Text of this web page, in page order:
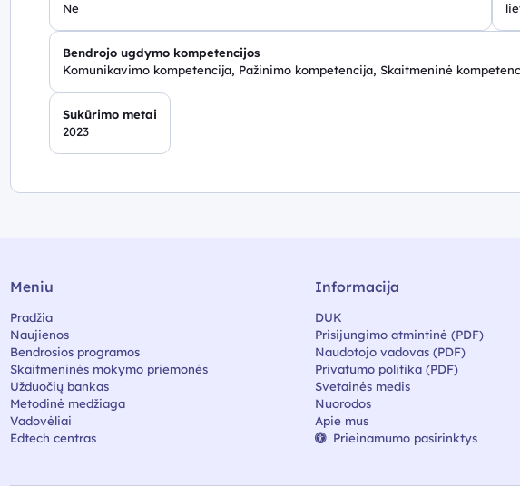
Ne
Bendrojo ugdymo kompetencijos
Komunikavimo kompetencija, Pažinimo kompetencija, Skaitmeninė
Sukūrimo metai
2023
Meniu
Pradžia
Naujienos
Bendrosios programos
Skaitmeninės mokymo priemonės
Užduočių bankas
Metodinė medžiaga
Vadovėliai
Edtech centras
Informacija
DUK
Prisijungimo atmintinė (PDF)
Naudotojo vadovas (PDF)
Privatumo politika (PDF)
Svetainės medis
Nuorodos
Apie mus
Prieinamumo pasirinktys